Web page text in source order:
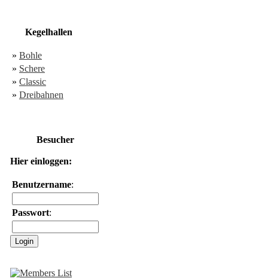
Kegelhallen
» Bohle
» Schere
» Classic
» Dreibahnen
Besucher
Hier einloggen:
Benutzername:
Passwort: